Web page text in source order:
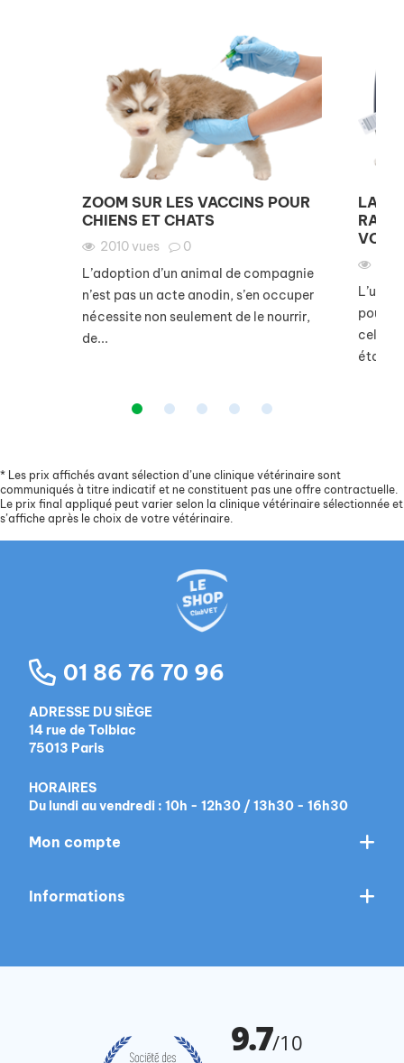
ZOOM SUR LES VACCINS POUR
CHIENS ET CHATS
2010 vues
0
L’adoption d’un animal de compagnie
n’est pas un acte anodin, s’en occuper
nécessite non seulement de le nourrir,
de...
LA
L’un
pour
celui
étant...
* Les prix affichés avant sélection d’une clinique vétérinaire sont
communiqués à titre indicatif et ne constituent pas une offre contractuelle.
Le prix final appliqué peut varier selon la clinique vétérinaire sélectionnée et
s’affiche après le choix de votre vétérinaire.
01 86 76 70 96
ADRESSE DU SIÈGE
14 rue de Tolbiac
75013 Paris
HORAIRES
Du lundi au vendredi : 10h - 12h30 / 13h30 - 16h30
Mon compte
Informations